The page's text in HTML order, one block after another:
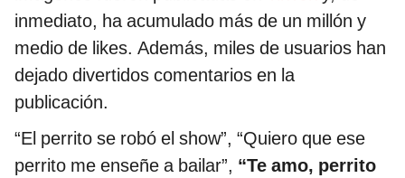
inmediato, ha acumulado más de un millón y
medio de likes. Además, miles de usuarios han
dejado divertidos comentarios en la
publicación.
“El perrito se robó el show”, “Quiero que ese
perrito me enseñe a bailar”, “Te amo, perrito